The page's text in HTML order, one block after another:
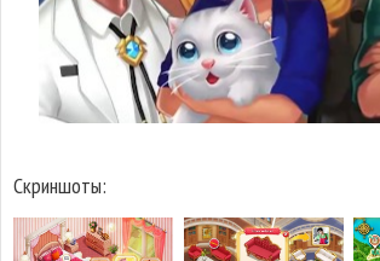
Скриншоты: